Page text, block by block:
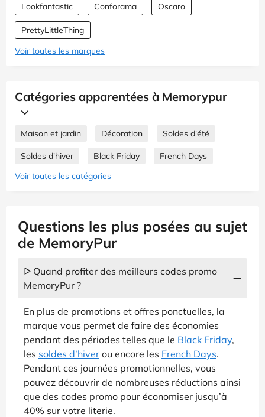
Lookfantastic Conforama Oscaro
PrettyLittleThing
Voir toutes les marques
Catégories apparentées à Memorypur
Maison et jardin Décoration Soldes d'été
Soldes d'hiver Black Friday
French Days
Voir toutes les catégories
Questions les plus posées au sujet
de MemoryPur
ᐅ Quand profiter des meilleurs codes promo
MemoryPur ?
En plus de promotions et offres ponctuelles, la
marque vous permet de faire des économies
pendant des périodes telles que le Black Friday,
les soldes d’hiver ou encore les French Days.
Pendant ces journées promotionnelles, vous
pouvez découvrir de nombreuses réductions ainsi
que des codes promo pour économiser jusqu’à
40% sur votre literie.